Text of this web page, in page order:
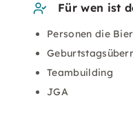
Für wen ist
Personen die
Teambuilding
JGA